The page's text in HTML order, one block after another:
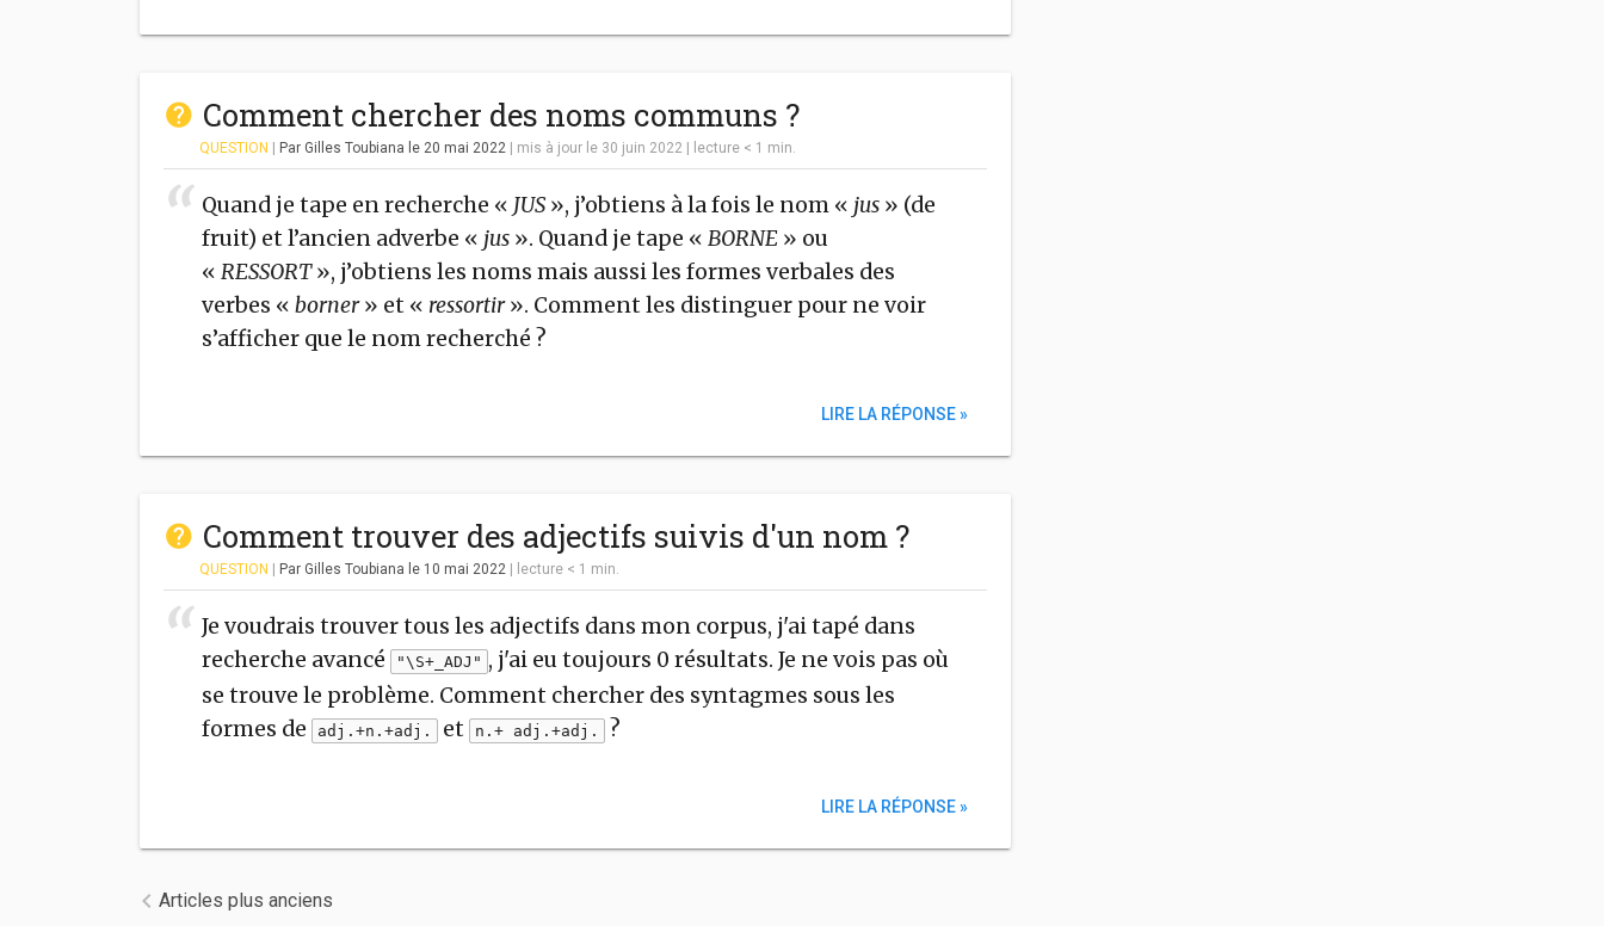
Comment chercher des noms communs ?
QUESTION | Par Gilles Toubiana le 20 mai 2022 | mis à jour le 30 juin 2022 | lecture < 1 min.
Quand je tape en recherche « JUS », j’obtiens à la fois le nom « jus » (de
fruit) et l’ancien adverbe « jus ». Quand je tape « BORNE » ou
« RESSORT», j’obtiens les noms mais aussi les formes verbales des
verbes « borner» et « ressortir». Comment les distinguer pour ne voir
s’afficher que le nom recherché ?
LIRE LA RÉPONSE »
Comment trouver des adjectifs suivis d'un nom ?
QUESTION Par Gilles Toubiana le 10 mai 2022 lecture < 1 min.
Je voudrais trouver tous les adjectifs dans mon corpus, j'ai tapé dans
recherche avancé
"\S+_ADJ" , j'ai eu toujours 0 résultats. Je ne vois pas où
se trouve le problème. Comment chercher des syntagmes sous les
formes de
adj.+n.+adj. et n.+ adj.+adj. ?
LIRE LA RÉPONSE »
Navigation des articles
Articles plus anciens